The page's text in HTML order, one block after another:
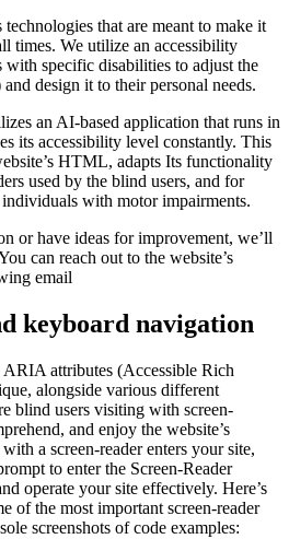
that are meant to make it
times. We utilize an accessibility
with specific disabilities to adjust the
design it to their personal needs.
an AI-based application that runs in
its accessibility level constantly. This
HTML, adapts Its functionality
used by the blind users, and for
with motor impairments.
or have ideas for improvement, we’ll
can reach out to the website’s
email
keyboard navigation
attributes (Accessible Rich
alongside various different
blind users visiting with screen-
and enjoy the website’s
a screen-reader enters your site,
to enter the Screen-Reader
operate your site effectively. Here’s
of the most important screen-reader
screenshots of code examples: